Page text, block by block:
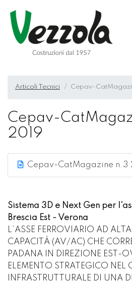
Articoli Tecnici Cepav-
Cepav-
2019
Cepav-CatMagazine n.3
Sistema 3D e Next Gen per
Brescia Est - Verona
L’ASSE FERROVIARIO AD
CAPACITÀ (AV/AC) CHE
PADANA IN DIREZIONE EST-
ELEMENTO STRATEGICO NEL
INFRASTRUTTURALE DI UNA